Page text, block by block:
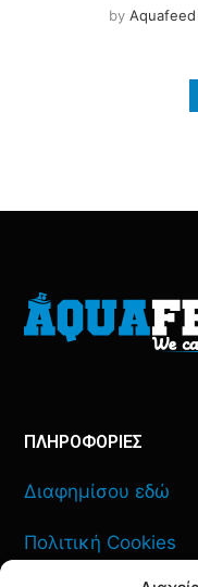
by
ΠΛΗΡΟΦΟΡΙΕΣ
Διαφημίσου εδώ
Πολιτική Cookies